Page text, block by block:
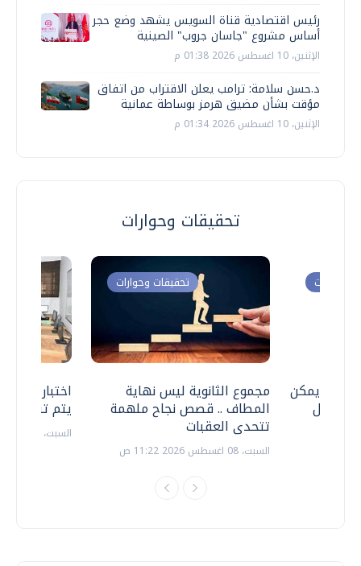
رئيس اقتصادية قناة السويس يشهد وضع حجر
أساس مشروع "جاسان جروب" الصينية
الإثنين، 10 اغسطس 2026 01:38 م
د.حسن سلامة: ترامب يعلن الاقتراب من اتفاق
مؤقت بشأن مضيق هرمز بوساطة عمانية
الإثنين، 10 اغسطس 2026 01:34 م
تحقيقات وحوارات
اختبارات
يتم
السبت، 18 يوليو 2026 09:22 ص
تحقيقات وحوارات
مجموع الثانوية ليس نهاية
المطاف .. قصص نجاح ملهمة
تتحدى العقبات
السبت، 08 اغسطس 2026 11:22 ص
وحوارات
.. هل يمكن
نتعامل